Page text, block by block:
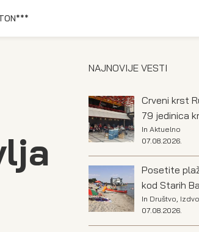
***
NAJNOVIJE VESTI
Crveni krst
79 jedinica
In Aktuelno
07.08.2026.
Posetite
kod Starih
In Društvo
07.08.2026.